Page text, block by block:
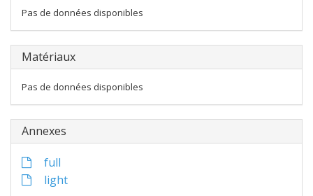
Pas de données disponibles
Matériaux
Pas de données disponibles
Annexes
full
light